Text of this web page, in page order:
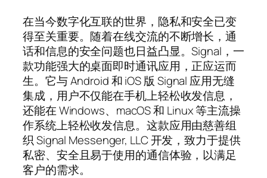
在当今数字化互联的世界，隐私和安全已变
得至关重要。随着在线交流的不断增长，通
话和信息的安全问题也日益凸显。Signal，一
款功能强大的桌面即时通讯应用，正应运而
生。它与 Android 和 iOS 版 Signal 应用无缝
集成，用户不仅能在手机上轻松收发信息，
还能在 Windows、macOS 和 Linux 等主流操
作系统上轻松收发信息。这款应用由慈善组
织 Signal Messenger, LLC 开发，致力于提供
私密、安全且易于使用的通信体验，以满足
客户的需求。